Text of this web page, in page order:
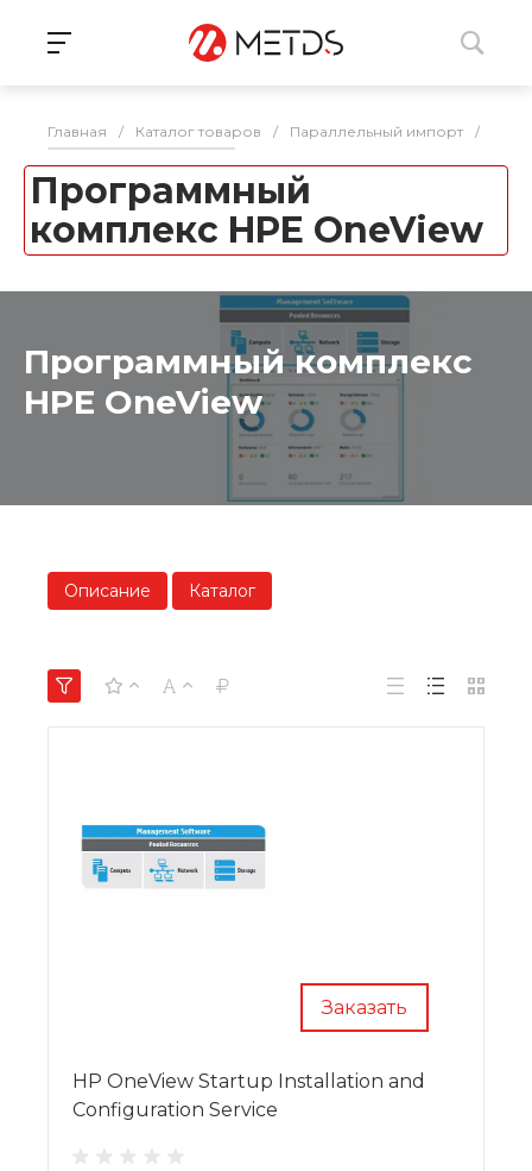
Главная / Каталог товаров / Параллельный импорт /
Программный
комплекс HPE OneView
Программный комплекс
HPE OneView
Описание Каталог
Заказать
HP OneView Startup Installation and
Configuration Service